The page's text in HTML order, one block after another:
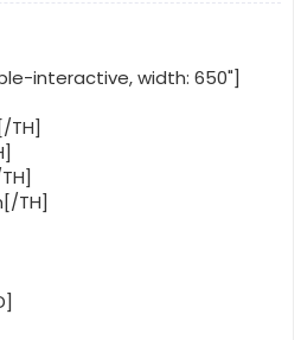
interactive, width: 650"]
TH]
TH]